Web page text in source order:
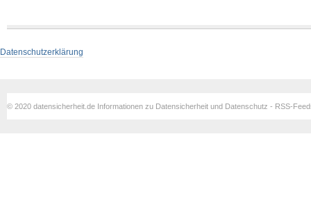
Datenschutzerklärung
© 2020 datensicherheit.de Informationen zu Datensicherheit und Datenschutz - RSS-